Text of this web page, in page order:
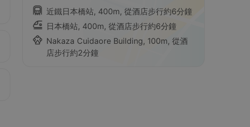
近鐵日本橋站, 400m, 從酒店步行約6分鐘
日本橋站, 400m, 從酒店步行約6分鐘
Nakaza Cuidaore Building, 100m, 從酒
店步行約2分鐘